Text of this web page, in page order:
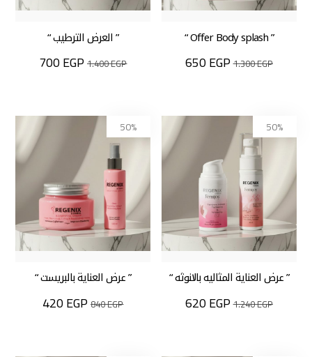
” Offer Body splash “
1.300EGP
650EGP
” العرض الترطيب “
1.400EGP
700EGP
” عرض العناية المثاليه بالانوثه “
1.240EGP
620EGP
50%
” عرض العناية بالبريست “
840EGP
420EGP
50%